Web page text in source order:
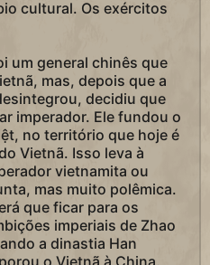
cultural. Os exércitos
um general chinês que
mas, depois que a
decidiu que
imperador. Ele fundou o
no território que hoje é
Vietnã. Isso leva à
vietnamita ou
mas muito polêmica.
que ficar para os
imperiais de Zhao
a dinastia Han